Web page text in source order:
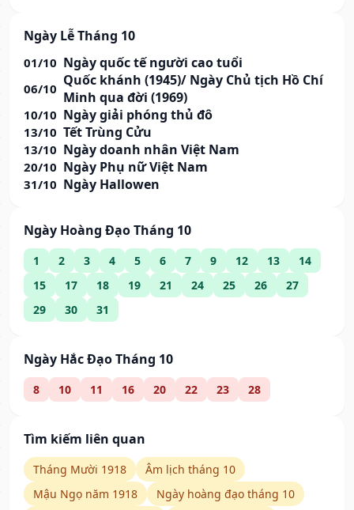
Ngày Lễ Tháng 10
01/10 Ngày quốc tế người cao tuổi
06/10 Quốc khánh (1945)/ Ngày Chủ tịch Hồ Chí
Minh qua đời (1969)
10/10 Ngày giải phóng thủ đô
13/10 Tết Trùng Cửu
13/10 Ngày doanh nhân Việt Nam
20/10 Ngày Phụ nữ Việt Nam
31/10 Ngày Hallowen
Ngày Hoàng Đạo Tháng 10
1 2 3 4 5 6 7 9 12 13
14
15
17 18 19 21 24 25 26
27
29
30 31
Ngày Hắc Đạo Tháng 10
8 10 11 16 20 22 23 28
Tìm kiếm liên quan
Tháng Mười 1918
Âm lịch tháng 10
Mậu Ngọ năm 1918
Ngày hoàng đạo tháng 10